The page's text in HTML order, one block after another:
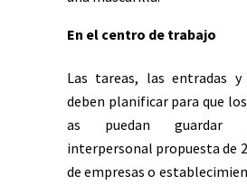
En el centro de trabajo
Las tareas, las entradas
deben planificar para que
as puedan guardar
interpersonal propuesta de
de empresas o